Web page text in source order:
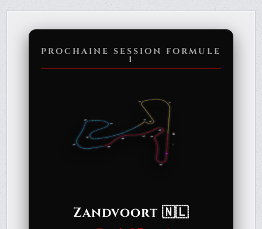
PROCHAINE SESSION FORMULE
1
Zandvoort 🇳🇱